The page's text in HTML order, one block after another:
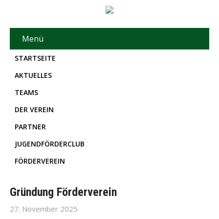
Menü
STARTSEITE
AKTUELLES
TEAMS
DER VEREIN
PARTNER
JUGENDFÖRDERCLUB
FÖRDERVEREIN
Gründung Förderverein
27. November 2025